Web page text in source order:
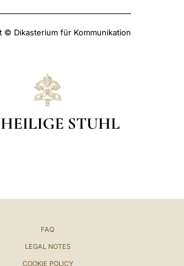
© Dikasterium für Kommunikation
HEILIGE STUHL
FAQ
LEGAL NOTES
COOKIE POLICY